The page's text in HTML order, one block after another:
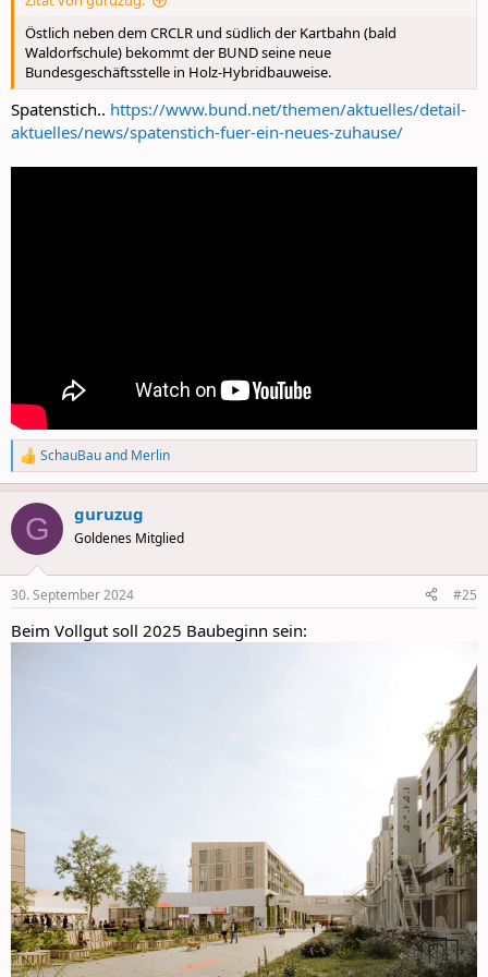
Östlich neben dem CRCLR und südlich der Kartbahn (bald
Waldorfschule) bekommt der BUND seine neue
Bundesgeschäftsstelle in Holz-Hybridbauweise.
Spatenstich.. https://www.bund.net/themen/aktuelles/detail-
aktuelles/news/spatenstich-fuer-ein-neues-zuhause/
R
e
a
c
i
s
SchauBauand Merlin
G guruzug
Goldenes Mitglied
30. September 2024 #25
Beim Vollgut soll 2025 Baubeginn sein: